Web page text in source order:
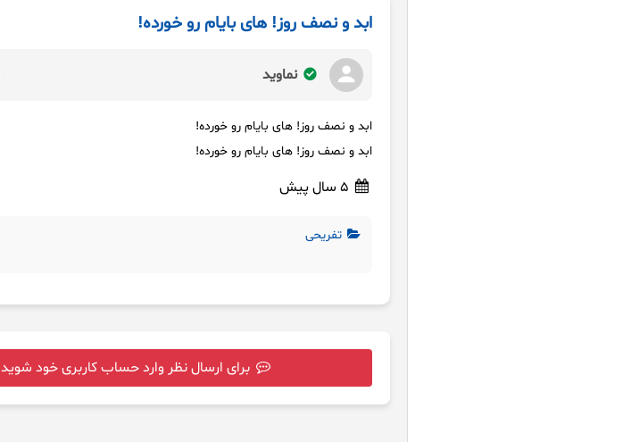
ابد و نصف روز! های بایام رو خورده!
نماوید
ابد و نصف روز! های بایام رو خورده!
ابد و نصف روز! های بایام رو خورده!
تفریحی
برای ارسال نظر وارد حساب کاربری خود شوید